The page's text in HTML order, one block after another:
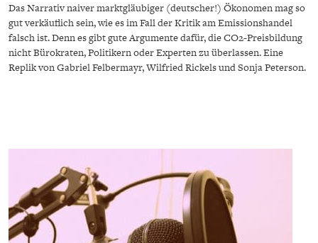
Das Narrativ naiver marktgläubiger (deutscher!) Ökonomen mag so
gut verkäuflich sein, wie es im Fall der Kritik am Emissionshandel
falsch ist. Denn es gibt gute Argumente dafür, die CO2-Preisbildung
nicht Bürokraten, Politikern oder Experten zu überlassen. Eine
Replik von Gabriel Felbermayr, Wilfried Rickels und Sonja Peterson.